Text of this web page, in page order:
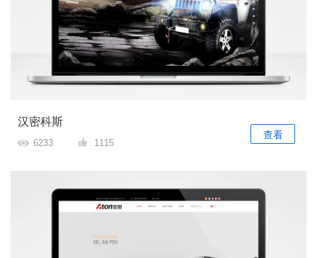
汉密科斯
6233 1115
查看